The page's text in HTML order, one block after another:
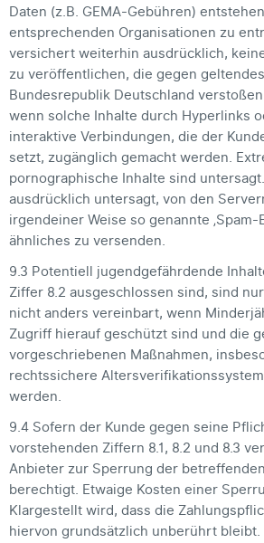
Daten (z.B. GEMA-Gebühren)
entsprechenden Organisationen zu
versichert weiterhin ausdrücklich,
zu veröffentlichen, die gegen
Bundesrepublik Deutschland
wenn solche Inhalte durch Hyperlinks
interaktive Verbindungen, die der
setzt, zugänglich gemacht werden.
pornographische Inhalte sind
ausdrücklich untersagt, von den
irgendeiner Weise so genannte ‚Spam-
ähnliches zu versenden.
9.3 Potentiell jugendgefährdende
Ziffer 8.2 ausgeschlossen sind, sind
nicht anders vereinbart, wenn
Zugriff hierauf geschützt sind und die
vorgeschriebenen Maßnahmen,
rechtssichere
werden.
9.4 Sofern der Kunde gegen seine
vorstehenden Ziffern 8.1, 8.2 und 8.3
Anbieter zur Sperrung der
berechtigt. Etwaige Kosten einer
Klargestellt wird, dass die
hiervon grundsätzlich unberührt bleibt.